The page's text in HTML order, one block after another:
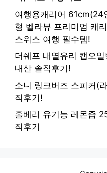
여행용캐리어 61cm(24
형 벨라뷰 프리미엄 캐
스위스 여행 필수템!
더쉐프 내열유리 캡오
내산 솔직후기!
소니 링크버즈 스피커(
직후기!
홀베리 유기농 레몬즙
직후기